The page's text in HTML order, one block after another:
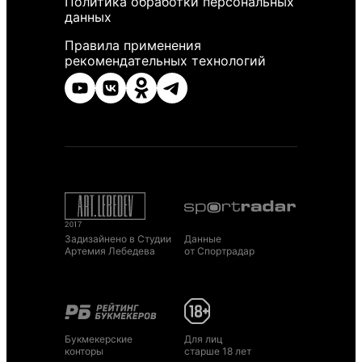
данных
Правила применения
рекомендательных технологий
Задизайнено в Студии
Артемия Лебедева
Данные
от Спортрадар
Букмекерские
конторы
Для лиц
старше 18 лет